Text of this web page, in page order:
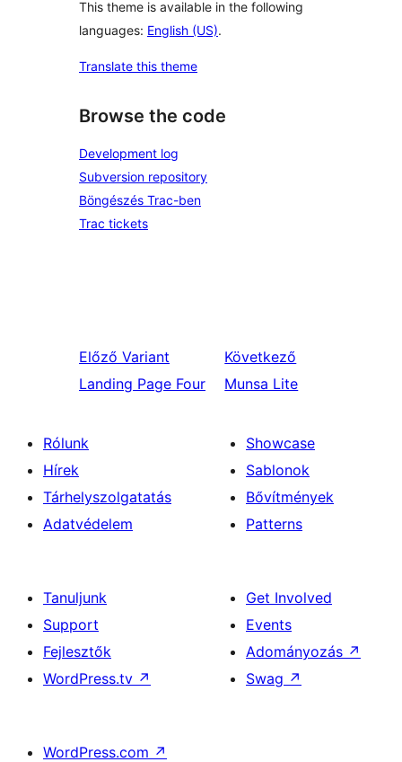
This theme is available in the following
languages: English (US).
Translate this theme
Browse the code
Development log
Subversion repository
Böngészés Trac-ben
Trac tickets
Előző Variant
Landing Page Four
Következő
Munsa Lite
Rólunk
Hírek
Tárhelyszolgatatás
Adatvédelem
Showcase
Sablonok
Bővítmények
Patterns
Tanuljunk
Support
Fejlesztők
WordPress.tv ↗
Get Involved
Events
Adományozás ↗
Swag ↗
WordPress.com ↗